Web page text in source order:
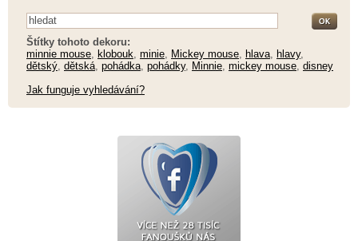
Štítky tohoto dekoru:
minnie mouse klobouk minie Mickey mouse hlava hlavy,
dětský dětská pohádka pohádky, Minnie mickey mouse disney
Jak funguje vyhledávání?